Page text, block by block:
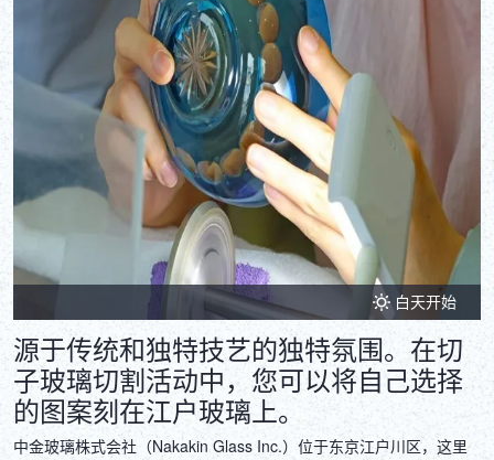
白天开始
源于传统和独特技艺的独特氛围。在切
子玻璃切割活动中，您可以将自己选择
的图案刻在江户玻璃上。
中金玻璃株式会社（Nakakin Glass Inc.）位于东京江户川区，这里